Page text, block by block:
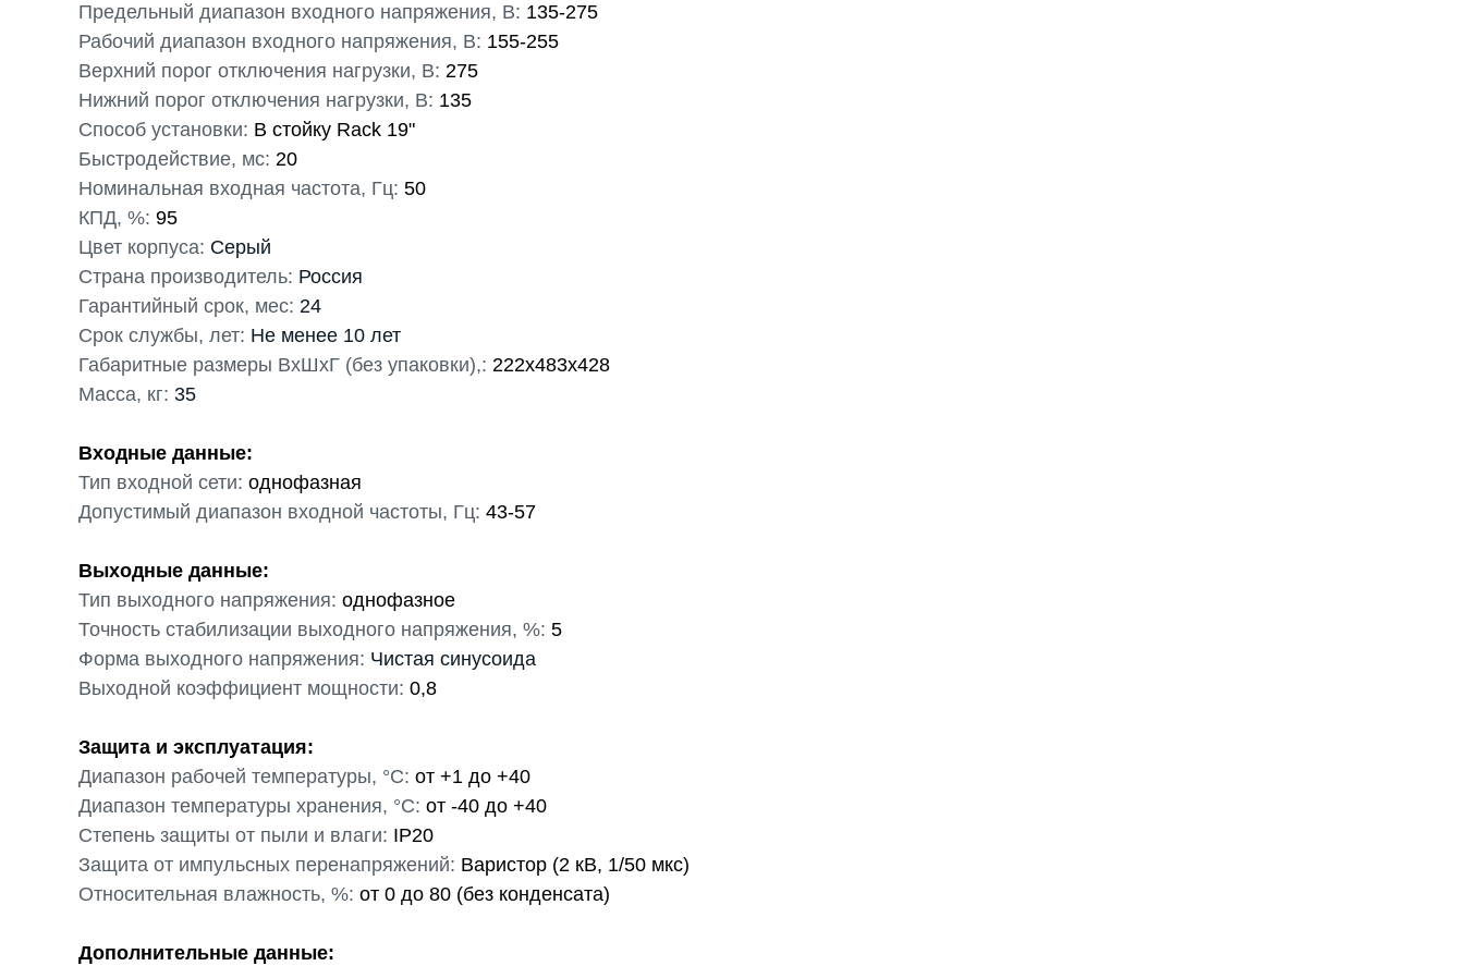
Предельный диапазон входного напряжения, В: 135-275
Рабочий диапазон входного напряжения, В: 155-255
Верхний порог отключения нагрузки, В: 275
Нижний порог отключения нагрузки, В: 135
Способ установки: В стойку Rack 19"
Быстродействие, мс: 20
Номинальная входная частота, Гц: 50
КПД, %: 95
Цвет корпуса: Серый
Страна производитель: Россия
Гарантийный срок, мес: 24
Срок службы, лет: Не менее 10 лет
Габаритные размеры ВхШхГ (без упаковки),: 222х483х428
Масса, кг: 35
Входные данные:
Тип входной сети: однофазная
Допустимый диапазон входной частоты, Гц: 43-57
Выходные данные:
Тип выходного напряжения: однофазное
Точность стабилизации выходного напряжения, %: 5
Форма выходного напряжения: Чистая синусоида
Выходной коэффициент мощности: 0,8
Защита и эксплуатация:
Диапазон рабочей температуры, °С: от +1 до +40
Диапазон температуры хранения, °С: от -40 до +40
Степень защиты от пыли и влаги: IP20
Защита от импульсных перенапряжений: Варистор (2 кВ, 1/50 мкс)
Относительная влажность, %: от 0 до 80 (без конденсата)
Дополнительные данные: